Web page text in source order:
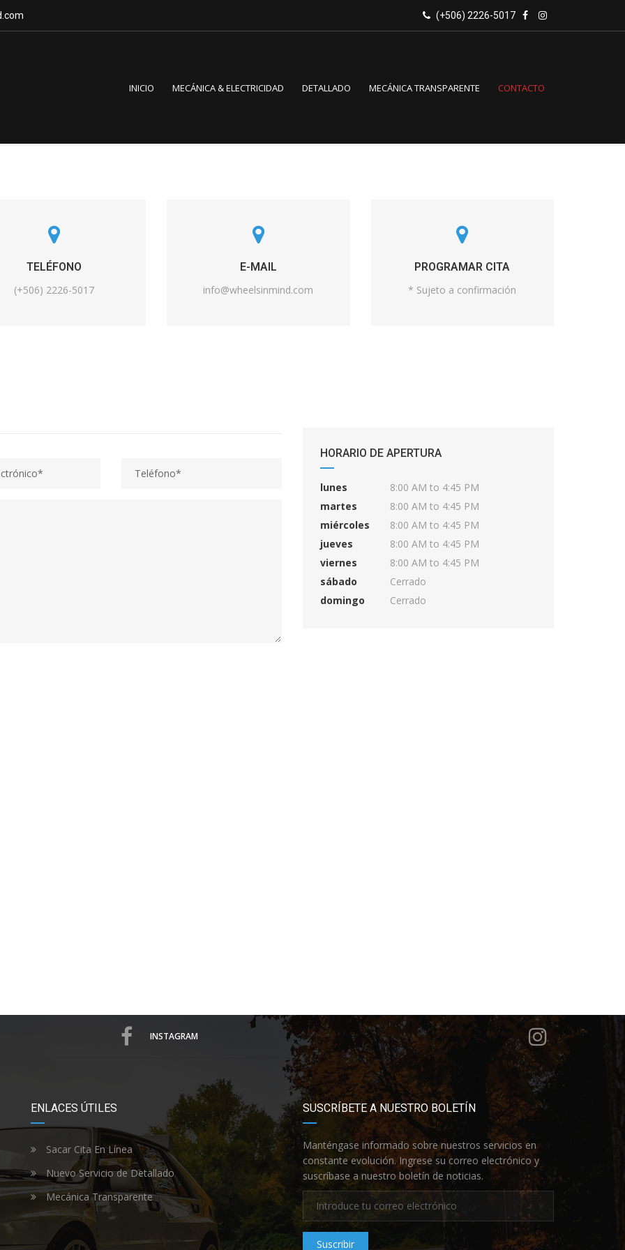
(+506) 2226-5017
INICIO MECÁNICA & ELECTRICIDAD DETALLADO MECÁNICA TRANSPARENTE CONTACTO
TELÉFONO
(+506) 2226-5017
E-MAIL
info@wheelsinmind.com
PROGRAMAR CITA
* Sujeto a confirmación
HORARIO DE APERTURA
lunes
8:00 AM to 4:45 PM
martes
8:00 AM to 4:45 PM
miércoles
8:00 AM to 4:45 PM
jueves
8:00 AM to 4:45 PM
viernes
8:00 AM to 4:45 PM
sábado
Cerrado
domingo
Cerrado
INSTAGRAM
ENLACES ÚTILES
Sacar Cita En Línea
Nuevo Servicio de Detallado
Mecánica Transparente
SUSCRÍBETE A NUESTRO BOLETÍN
Manténgase informado sobre nuestros servicios en
constante evolución. Ingrese su correo electrónico y
suscríbase a nuestro boletín de noticias.
Suscribir